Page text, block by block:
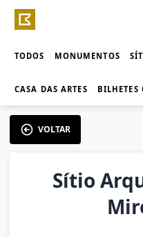
TODOS MONUMENTOS
CASA DAS ARTES BILHETES
VOLTAR
Sítio